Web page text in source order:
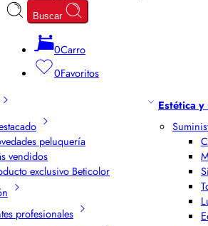
Buscar
0Carro
0Favoritos
peluquería
vendidos
exclusivo Beticolor
profesionales
Estética y